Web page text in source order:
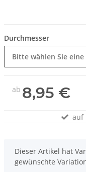
Durchmesser
Bitte wählen Sie
ab 8,95 €
auf
x
Dieser Artikel hat
gewünschte